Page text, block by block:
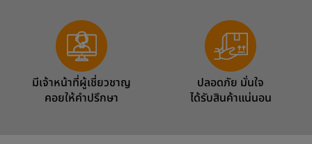
มีเจ้าหน้าที่ผู้เชี่ยวชาญ
คอยให้คำปรึกษา
ปลอดภัย มั่นใจ
ได้รับสินค้าแน่นอน